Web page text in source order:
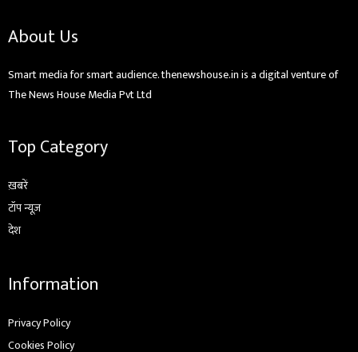
About Us
Smart media for smart audience. thenewshouse.in is a digital venture of
The News House Media Pvt Ltd
Top Category
ख़बरें
टॉप न्यूज़
देश
Information
Privacy Policy
Cookies Policy